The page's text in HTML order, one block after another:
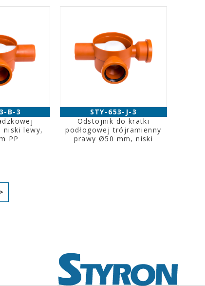
B-3
niski lewy,
PP
STY-653-J-3
Odstojnik do kratki
podłogowej trójramienny
prawy Ø50 mm, niski